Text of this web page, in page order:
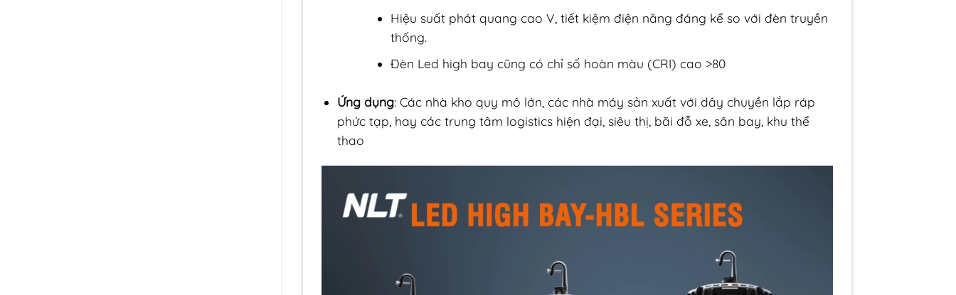
Hiệu suất phát quang cao V, tiết kiệm điện năng đáng kể so với đèn truyền
thống.
Đèn Led high bay cũng có chỉ số hoàn màu (CRI) cao >80
Ứng dụng: Các nhà kho quy mô lớn, các nhà máy sản xuất với dây chuyền lắp ráp
phức tạp, hay các trung tâm logistics hiện đại, siêu thị, bãi đỗ xe, sân bay, khu thể
thao